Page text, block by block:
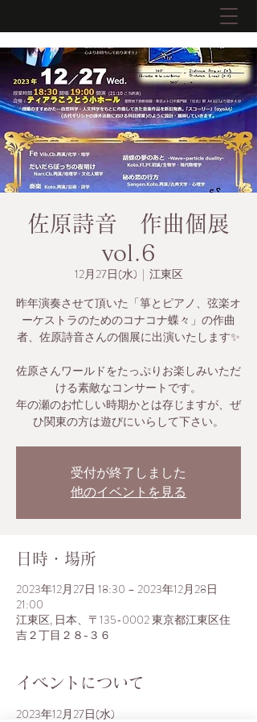
佐原詩音 作曲個展
vol.6
12月27日(水)
  |
江東区
昨年演奏させて頂いた「箏とピアノ、弦楽オ
ーケストラのためのコナコナ蝶々」の作曲
者、佐原詩音さんの個展に出演いたします✨
佐原さんワールドをたっぷりお楽しみいただ
ける素敵なコンサートです。
年の瀬のお忙しい時期かとは存じますが、ぜ
ひ関東の方は遊びにいらして下さい。
受付が終了しました
他のイベントを見る
日時・場所
2023年12月27日 18:30 – 2023年12月28日
21:00
江東区, 日本、〒135-0002 東京都江東区住
吉２丁目２８−３６
イベントについて
2023年12月27日(水)